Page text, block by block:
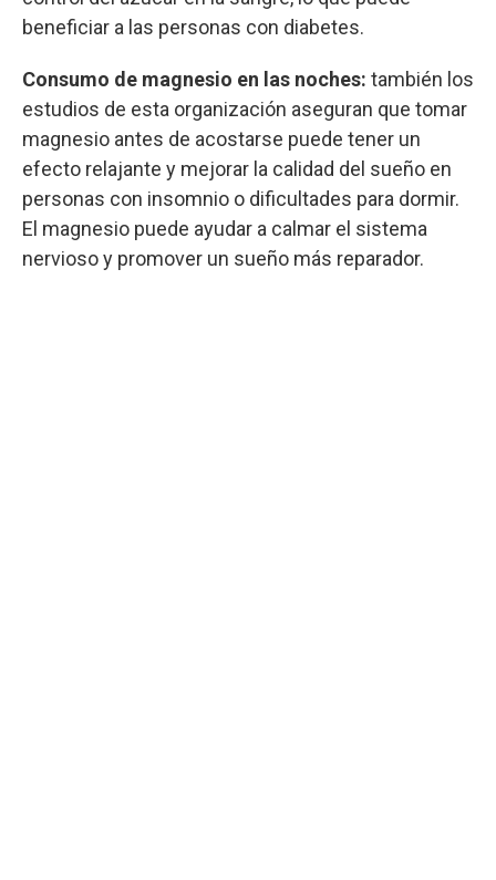
beneficiar a las personas con diabetes.
Consumo de magnesio en las noches: también los
estudios de esta organización aseguran que tomar
magnesio antes de acostarse puede tener un
efecto relajante y mejorar la calidad del sueño en
personas con insomnio o dificultades para dormir.
El magnesio puede ayudar a calmar el sistema
nervioso y promover un sueño más reparador.